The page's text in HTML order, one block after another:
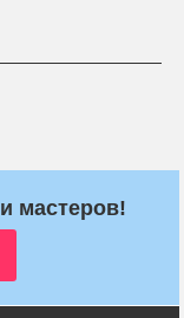
мастеров!